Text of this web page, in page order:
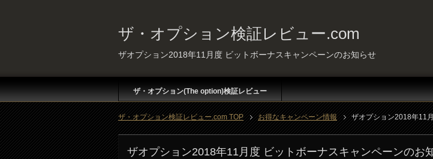
ザ・オプション検証レビュー.com
ザオプション2018年11月度 ビットボーナスキャンペーンのお知らせ
ザ・オプション(The option)検証レビュー
ザ・オプション検証レビュー.com TOP お得なキャンペーン情報 ザオプション2018年11
ザオプション2018年11月度 ビットボーナスキャンペーンのお